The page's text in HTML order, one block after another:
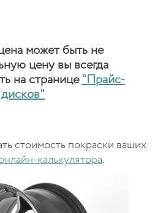
может быть не
цену вы всегда
на странице "Прайс-
стоимость покраски ваших
калькулятора.